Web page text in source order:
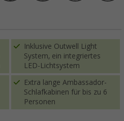
Inklusive Outwell Light
System, ein integriertes
LED-Lichtsystem
Extra lange Ambassador-
Schlafkabinen für bis zu 6
Personen